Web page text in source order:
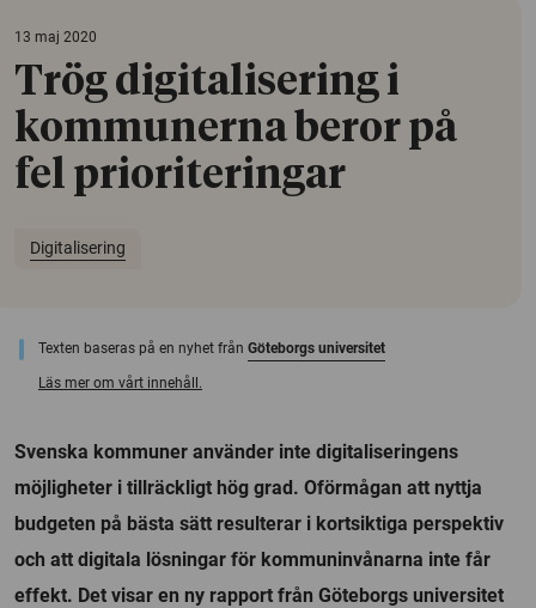
13 maj 2020
Trög digitalisering i
kommunerna beror på
fel prioriteringar
Digitalisering
Texten baseras på en nyhet från Göteborgs universitet
Läs mer om vårt innehåll.
Svenska kommuner använder inte digitaliseringens
möjligheter i tillräckligt hög grad. Oförmågan att nyttja
budgeten på bästa sätt resulterar i kortsiktiga perspektiv
och att digitala lösningar för kommuninvånarna inte får
effekt. Det visar en ny rapport från Göteborgs universitet